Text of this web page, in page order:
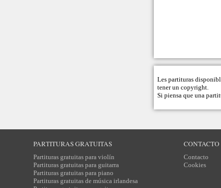
Les partituras
tener un copyright.
Si piensa que una
PARTITURAS GRATUITAS
Partituras gratuitas para violín
Partituras gratuitas para guitarra
Partituras gratuitas para piano
Partituras gratuitas de música irlandesa
CONTACTO
Contacto
Cookies